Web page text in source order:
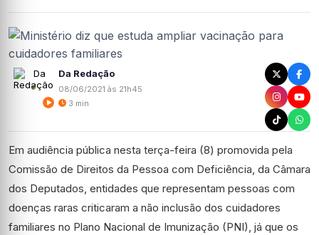
Da Redação
08/06/2021 às 21h45
3 min
Em audiência pública nesta terça-feira (8) promovida pela
Comissão de Direitos da Pessoa com Deficiência, da Câmara
dos Deputados, entidades que representam pessoas com
doenças raras criticaram a não inclusão dos cuidadores
familiares no Plano Nacional de Imunização (PNI), já que os